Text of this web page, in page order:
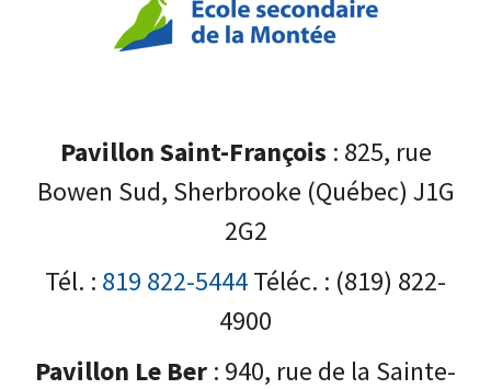
Pavillon Saint-François : 825, rue
Bowen Sud, Sherbrooke (Québec) J1G
2G2
Tél. : 819 822-5444Téléc. : (819) 822-
4900
Pavillon Le Ber : 940, rue de la Sainte-